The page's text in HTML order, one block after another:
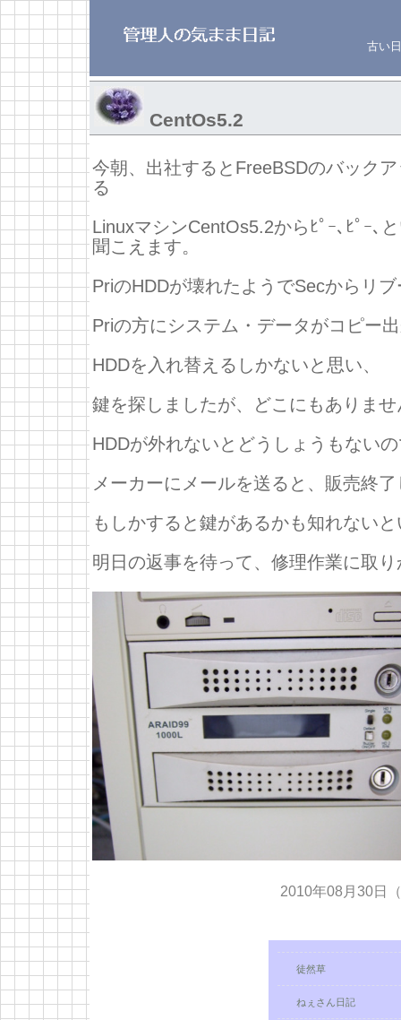
古い
CentOs5.2
今朝、出社するとFreeBSDのバック
る
LinuxマシンCentOs5.2からﾋﾟｰ､ﾋﾟｰ､
聞こえます。
PriのHDDが壊れたようでSecからリ
Priの方にシステム・データがコピー
HDDを入れ替えるしかないと思い、
鍵を探しましたが、どこにもありませ
HDDが外れないとどうしょうもない
メーカーにメールを送ると、販売終
もしかすると鍵があるかも知れない
明日の返事を待って、修理作業に取
2010年08月30日
徒然草
ねぇさん日記